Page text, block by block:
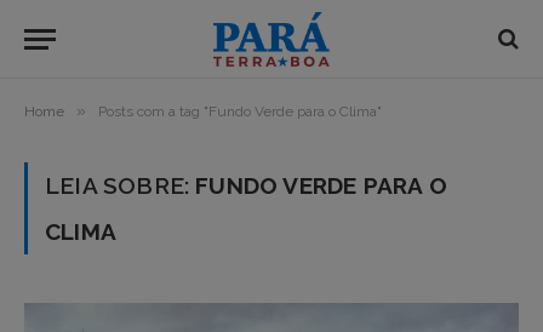
Home » Posts com a tag "Fundo Verde para o Clima"
LEIA SOBRE: FUNDO VERDE PARA O
CLIMA